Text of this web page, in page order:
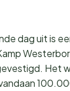
dag uit is
Het